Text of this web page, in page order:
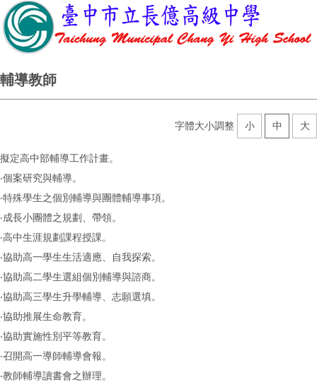
輔導教師
字體大小調整 小 中 大
擬定高中部輔導工作計畫。
‧個案研究與輔導。
‧特殊學生之個別輔導與團體輔導事項。
‧成長小團體之規劃、帶領。
‧高中生涯規劃課程授課。
‧協助高一學生生活適應、自我探索。
‧協助高二學生選組個別輔導與諮商。
‧協助高三學生升學輔導、志願選填。
‧協助推展生命教育。
‧協助實施性別平等教育。
‧召開高一導師輔導會報。
‧教師輔導讀書會之辦理。